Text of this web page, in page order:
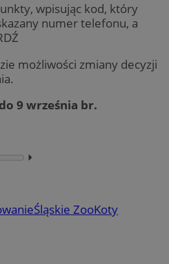
wpisując kod, który
numer telefonu, a
możliwości zmiany decyzji
9 września br.
⏵︎
Śląskie ZooKoty